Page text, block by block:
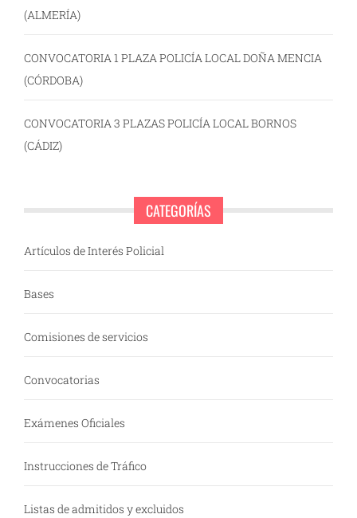
(ALMERÍA)
CONVOCATORIA 1 PLAZA POLICÍA LOCAL DOÑA MENCIA
(CÓRDOBA)
CONVOCATORIA 3 PLAZAS POLICÍA LOCAL BORNOS
(CÁDIZ)
CATEGORÍAS
Artículos de Interés Policial
Bases
Comisiones de servicios
Convocatorias
Exámenes Oficiales
Instrucciones de Tráfico
Listas de admitidos y excluidos